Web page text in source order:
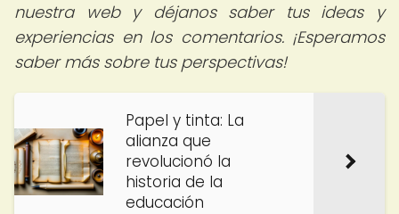
nuestra web y déjanos saber tus ideas y
experiencias en los comentarios. ¡Esperamos
saber más sobre tus perspectivas!
Papel y tinta: La
alianza que
revolucionó la
historia de la
educación